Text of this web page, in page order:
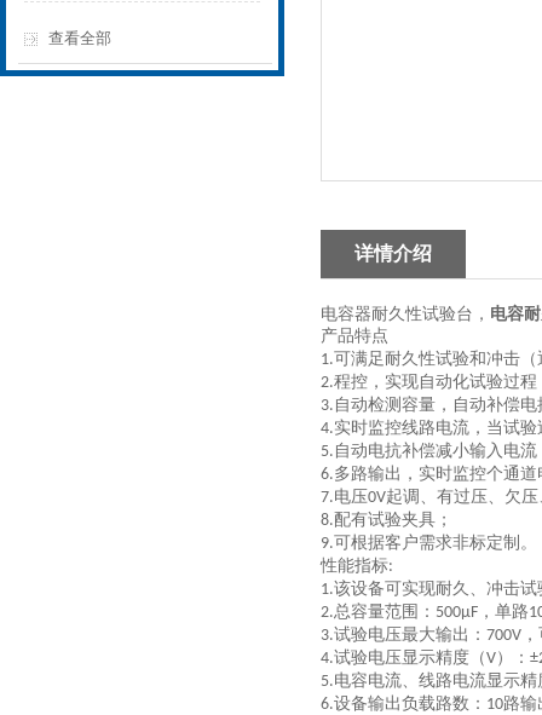
查看全部
详情介绍
电容器耐久性试验台 ， 电容
产品特点
1.可满足耐久性试验和冲击
2.程控，实现自动化试验过
3. 自动检测容量，自动补偿
4.实时监控线路电流，当试
5. 自动电抗补偿减小输入电
6.多路输出，实时监控个通
7.电压0V起调、有过压、欠
8.配有试验夹具；
9.可根据客户需求非标定制。
性能指标:
1.该设备可实现耐久、冲击试
2.总容量范围： 500μF ，单路
3.试验电压最大输出： 700V
4.试验电压显示精度（V）：
5.电容电流、线路电流显示精
6.设备输出负载路数： 10路输